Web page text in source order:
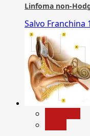
Linfoma non-
Salvo Franchina